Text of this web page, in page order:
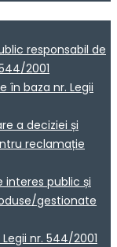
responsabil de
2001
în baza nr. Legii
a deciziei și
reclamație
public și
gestionate
nr. 544/2001